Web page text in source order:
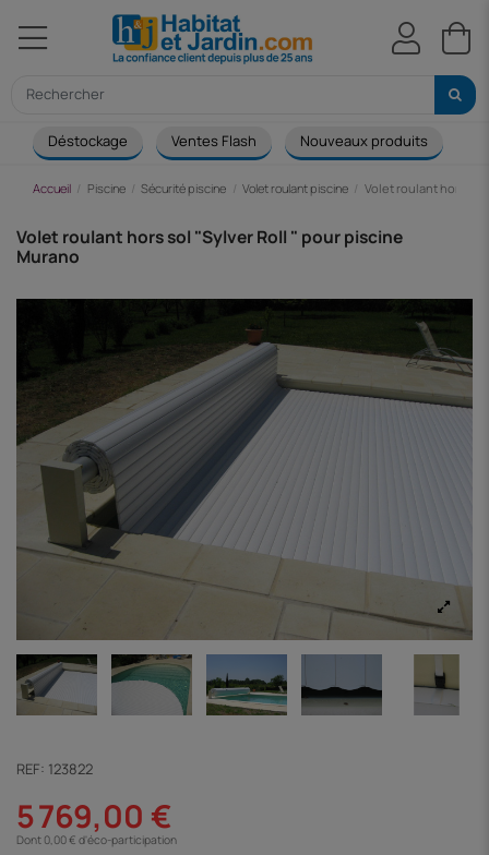
Déstockage Ventes Flash Nouveaux produits
Accueil Piscine Sécurité piscine Volet roulant piscine Volet roulant hors sol
Volet roulant hors sol "Sylver Roll " pour piscine
Murano
REF: 123822
5 769,00 €
Dont 0,00 € d'éco-participation